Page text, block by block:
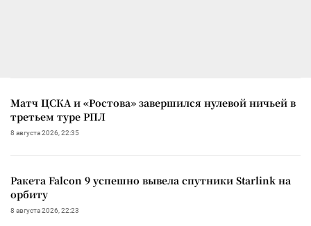
Матч ЦСКА и «Ростова» завершился нулевой ничьей в
третьем туре РПЛ
8 августа 2026, 22:35
Ракета Falcon 9 успешно вывела спутники Starlink на
орбиту
8 августа 2026, 22:23